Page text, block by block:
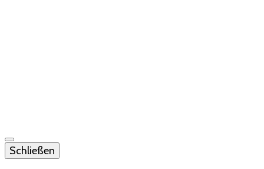
Schließen